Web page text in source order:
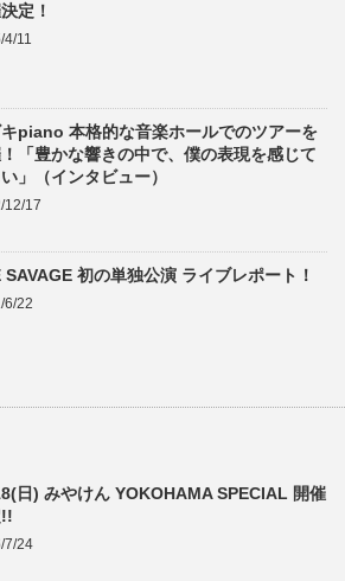
定！
4/11
キpiano 本格的な音楽ホールでのツアーを
「豊かな響きの中で、僕の表現を感じて
」（インタビュー）
12/17
SAVAGE 初の単独公演 ライブレポート！
6/22
日) みやけん YOKOHAMA SPECIAL 開催
7/24